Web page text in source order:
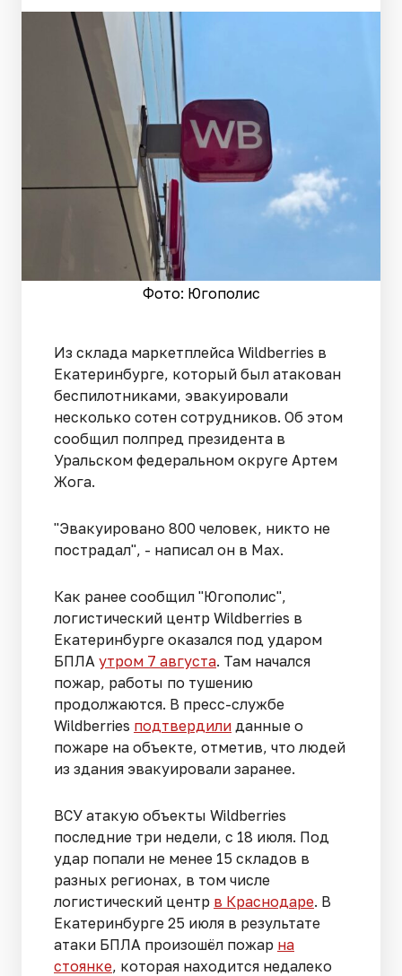
Фото: Югополис
Из склада маркетплейса Wildberries в
Екатеринбурге, который был атакован
беспилотниками, эвакуировали
несколько сотен сотрудников. Об этом
сообщил полпред президента в
Уральском федеральном округе Артем
Жога.
"Эвакуировано 800 человек, никто не
пострадал", - написал он в Max.
Как ранее сообщил "Югополис",
логистический центр Wildberries в
Екатеринбурге оказался под ударом
БПЛА утром 7 августа. Там начался
пожар, работы по тушению
продолжаются. В пресс-службе
Wildberries подтвердили данные о
пожаре на объекте, отметив, что людей
из здания эвакуировали заранее.
ВСУ атакую объекты Wildberries
последние три недели, с 18 июля. Под
удар попали не менее 15 складов в
разных регионах, в том числе
логистический центр в Краснодаре. В
Екатеринбурге 25 июля в результате
атаки БПЛА произошёл пожар на
стоянке, которая находится недалеко